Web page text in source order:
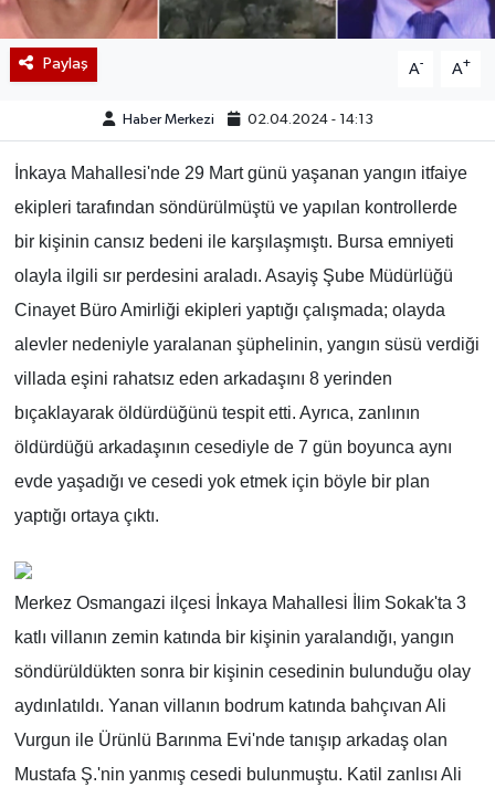
Paylaş A- A+
Haber Merkezi 02.04.2024 - 14:13
İnkaya Mahallesi'nde 29 Mart günü yaşanan yangın itfaiye
ekipleri tarafından söndürülmüştü ve yapılan kontrollerde
bir kişinin cansız bedeni ile karşılaşmıştı. Bursa emniyeti
olayla ilgili sır perdesini araladı. Asayiş Şube Müdürlüğü
Cinayet Büro Amirliği ekipleri yaptığı çalışmada; olayda
alevler nedeniyle yaralanan şüphelinin, yangın süsü verdiği
villada eşini rahatsız eden arkadaşını 8 yerinden
bıçaklayarak öldürdüğünü tespit etti. Ayrıca, zanlının
öldürdüğü arkadaşının cesediyle de 7 gün boyunca aynı
evde yaşadığı ve cesedi yok etmek için böyle bir plan
yaptığı ortaya çıktı.
Merkez Osmangazi ilçesi İnkaya Mahallesi İlim Sokak'ta 3
katlı villanın zemin katında bir kişinin yaralandığı, yangın
söndürüldükten sonra bir kişinin cesedinin bulunduğu olay
aydınlatıldı. Yanan villanın bodrum katında bahçıvan Ali
Vurgun ile Ürünlü Barınma Evi'nde tanışıp arkadaş olan
Mustafa Ş.'nin yanmış cesedi bulunmuştu. Katil zanlısı Ali